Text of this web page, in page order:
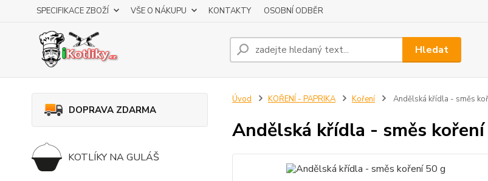
SPECIFIKACE ZBOŽÍ VŠE O NÁKUPU KONTAKTY OSOBNÍ ODBĚR
Hledat
DOPRAVA ZDARMA
KOTLÍKY NA GULÁŠ
Úvod KOŘENÍ - PAPRIKA Koření Andělská křídla - směs
Andělská křídla - směs